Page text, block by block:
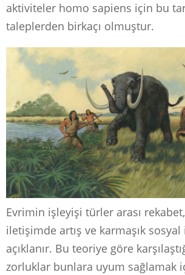
aktiviteler homo sapiens için bu
taleplerden birkaçı olmuştur.
Evrimin işleyişi türler arası
iletişimde artış ve karmaşık
açıklanır. Bu teoriye göre
zorluklar bunlara uyum sağlamak